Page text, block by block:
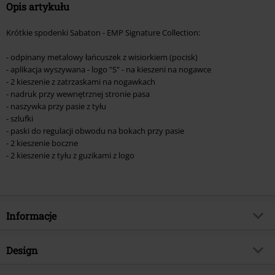
Opis artykułu
Krótkie spodenki Sabaton - EMP Signature Collection:
- odpinany metalowy łańcuszek z wisiorkiem (pocisk)
- aplikacja wyszywana - logo "S" - na kieszeni na nogawce
- 2 kieszenie z zatrzaskami na nogawkach
- nadruk przy wewnętrznej stronie pasa
- naszywka przy pasie z tyłu
- szlufki
- paski do regulacji obwodu na bokach przy pasie
- 2 kieszenie boczne
- 2 kieszenie z tyłu z guzikami z logo
Informacje
Numer artykułu
Design